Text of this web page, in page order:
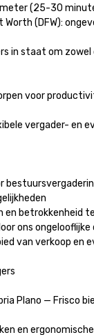
(25-30
(DFW):
in staat om
voor
vergader- en
en betrokkenheid
ons
van verkoop
Plano — Frisco
en